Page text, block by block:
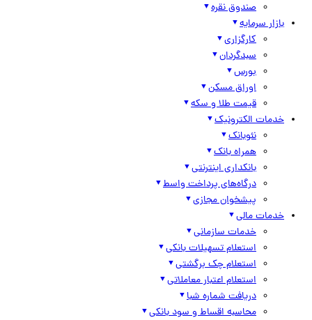
صندوق نقره
بازار سرمایه
کارگزاری
سبدگردان
بورس
اوراق مسکن
قیمت طلا و سکه
خدمات الکترونیک
نئوبانک
همراه بانک
بانکداری اینترنتی
درگاه‌های پرداخت واسط
پیشخوان مجازی
خدمات مالی
خدمات سازمانی
استعلام تسهیلات بانکی
استعلام چک برگشتی
استعلام اعتبار معاملاتی
دریافت شماره شبا
محاسبه اقساط و سود بانکی